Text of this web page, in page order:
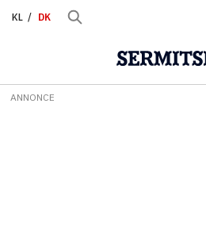
KL DK
ANNONCE